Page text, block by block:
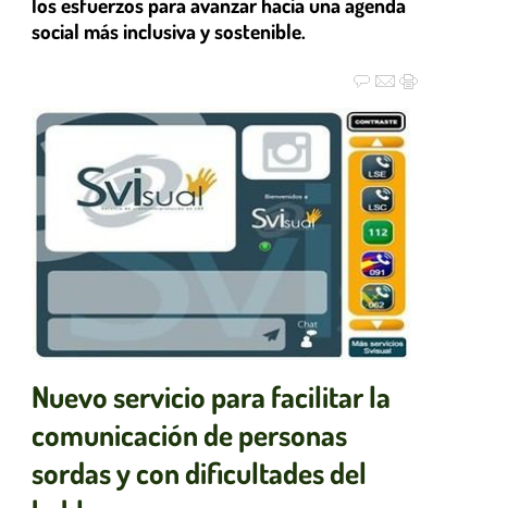
social más inclusiva y sostenible.
Nuevo servicio para facilitar la
comunicación de personas
sordas y con dificultades del